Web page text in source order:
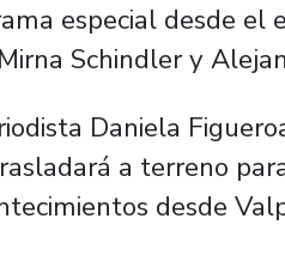
especial desde el
Schindler y
Daniela
a terreno
desde